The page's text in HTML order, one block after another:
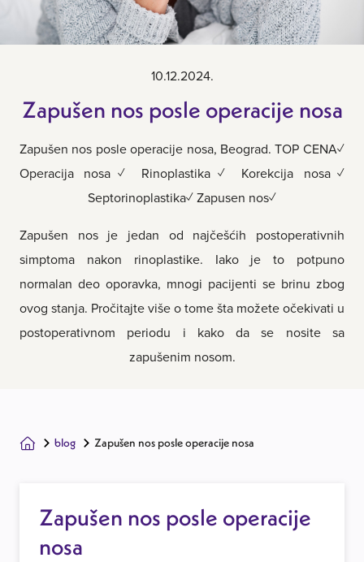
10.12.2024.
Zapušen nos posle operacije nosa
Zapušen nos posle operacije nosa, Beograd. TOP CENA✓
Operacija nosa✓ Rinoplastika✓ Korekcija nosa✓
Septorinoplastika✓ Zapusen nos✓
Zapušen nos je jedan od najčešćih postoperativnih
simptoma nakon rinoplastike. Iako je to potpuno
normalan deo oporavka, mnogi pacijenti se brinu zbog
ovog stanja. Pročitajte više o tome šta možete očekivati u
postoperativnom periodu i kako da se nosite sa
zapušenim nosom.
blog Zapušen nos posle operacije nosa
Zapušen nos posle operacije
nosa